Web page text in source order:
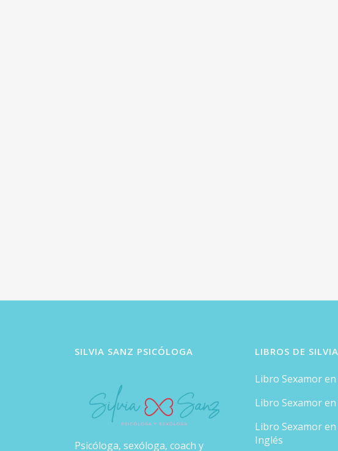
SILVIA SANZ PSICÓLOGA
Psicóloga, sexóloga, coach y
LIBROS DE
Libro Sexamor
Libro Sexamor
Libro Sexamor en
Inglés